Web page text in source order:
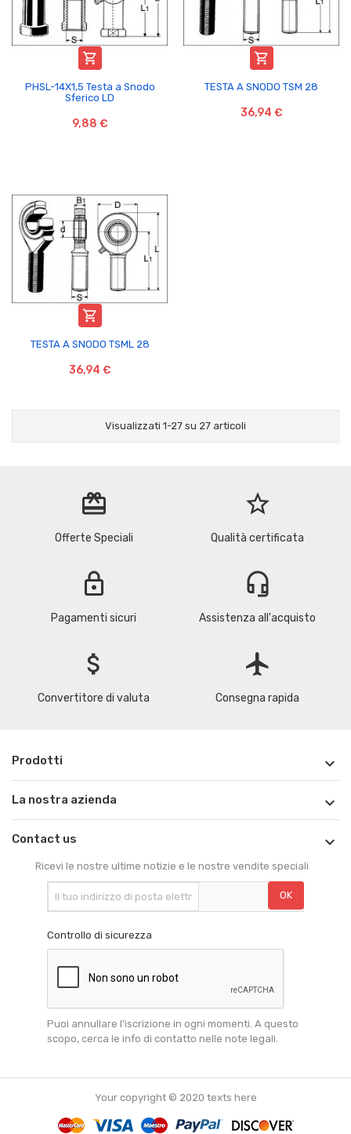

PHSL-14X1,5 Testa a Snodo
Sferico LD
9,88 €

TESTA A SNODO TSM 28
36,94 €

TESTA A SNODO TSML 28
36,94 €
Visualizzati 1-27 su 27 articoli
redeem
Offerte Speciali
star_border
Qualità certificata
lock
Pagamenti sicuri
headset_mic
Assistenza all'acquisto
attach_money
Convertitore di valuta
flight
Consegna rapida
Prodotti 
La nostra azienda 
Contact us 
Ricevi le nostre ultime notizie e le nostre vendite speciali
Controllo di sicurezza
Puoi annullare l'iscrizione in ogni momenti. A questo
scopo, cerca le info di contatto nelle note legali.
Your copyright © 2020 texts here